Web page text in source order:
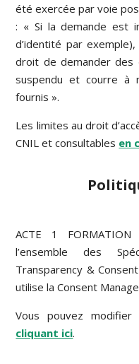
été exercée par voie
: « Si la demande est
d’identité par
droit de demander des
suspendu et courre à
fournis ».
Les limites au droit
CNIL et consultables en
ACTE 1
l’ensemble des
Transparency &
utilise la Consent
Vous pouvez
cliquant ici.